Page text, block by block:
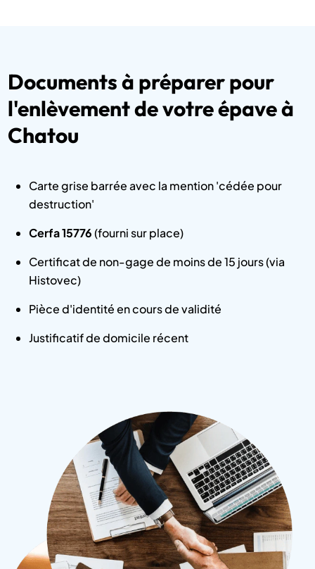
Documents à préparer pour
l'enlèvement de votre épave à
Chatou
Carte grise barrée avec la mention 'cédée pour
destruction'
Cerfa 15776(fourni sur place)
Certificat de non-gage de moins de 15 jours (via
Histovec)
Pièce d'identité en cours de validité
Justificatif de domicile récent